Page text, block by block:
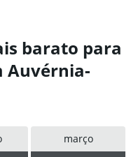
barato para
Auvérnia-
março